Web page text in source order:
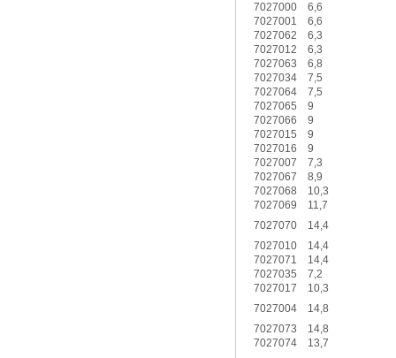
7027000
6,6
7027001
6,6
7027062
6,3
7027012
6,3
7027063
6,8
7027034
7,5
7027064
7,5
7027065
9
7027066
9
7027015
9
7027016
9
7027007
7,3
7027067
8,9
7027068
10,3
7027069
11,7
7027070
14,4
7027010
14,4
7027071
14,4
7027035
7,2
7027017
10,3
7027004
14,8
7027073
14,8
7027074
13,7